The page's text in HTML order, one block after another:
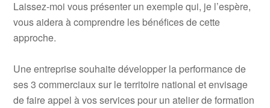
Laissez-moi vous présenter un exemple qui, je l’espère,
vous aidera à comprendre les bénéfices de cette
approche.
Une entreprise souhaite développer la performance de
ses 3 commerciaux sur le territoire national et envisage
de faire appel à vos services pour un atelier de formation